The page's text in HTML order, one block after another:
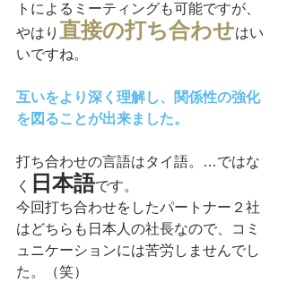
トによるミーティングも可能ですが、
やはり 直接の打ち合わせはい
いですね。
互いをより深く理解し、関係性の強化
を図ることが出来ました。
打ち合わせの言語はタイ語。…ではな
く
日本語です。
今回打ち合わせをしたパートナー２社
はどちらも日本人の社長なので、コミ
ュニケーションには苦労しませんでし
た。（笑）